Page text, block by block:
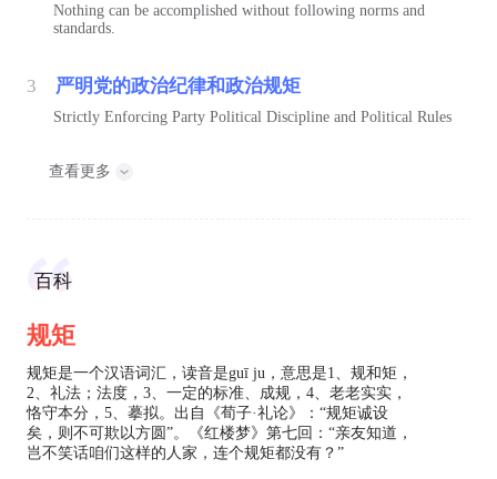
Nothing can be accomplished without following norms and
standards.
3 严明党的政治纪律和政治规矩
Strictly Enforcing Party Political Discipline and Political Rules
查看更多
百科
规矩
规矩是一个汉语词汇，读音是guī ju，意思是1、规和矩，
2、礼法；法度，3、一定的标准、成规，4、老老实实，
恪守本分，5、摹拟。出自《荀子·礼论》：“规矩诚设
矣，则不可欺以方圆”。《红楼梦》第七回：“亲友知道，
岂不笑话咱们这样的人家，连个规矩都没有？”